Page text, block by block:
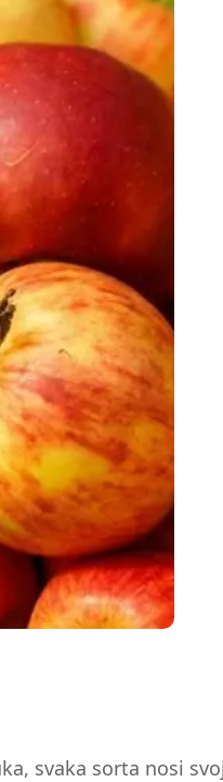
svaka sorta nosi